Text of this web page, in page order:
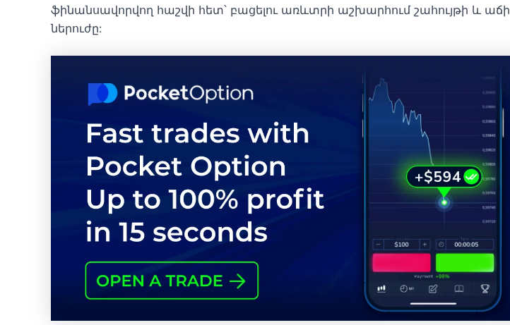
ֆինանսավորվող հաշվի հետ՝ բացելու առևտրի աշխարհում շահույթի և աճի
ներուժը: